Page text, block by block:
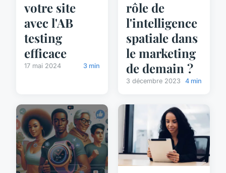
votre site
avec l'AB
testing
efficace
17 mai 2024 3 min
rôle de
l'intelligence
spatiale dans
le marketing
de demain ?
3 décembre 2023 4 min